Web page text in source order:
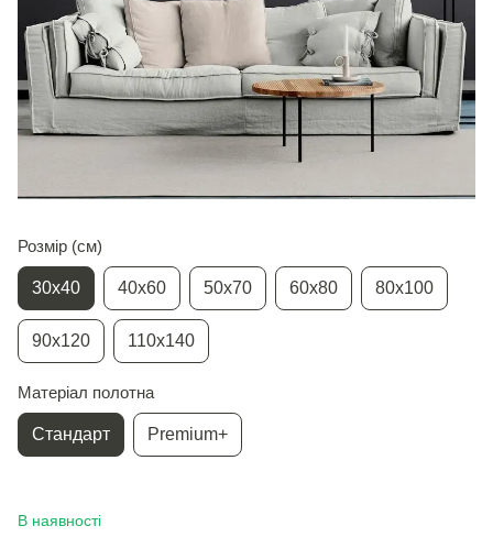
Розмір (см)
30х40 40х60 50х70 60х80 80х100
90х120 110х140
Матеріал полотна
Стандарт Premium+
В наявності